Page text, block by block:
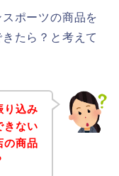
ポーツの商品を
たら？と考えて
り込み
きない
の商品